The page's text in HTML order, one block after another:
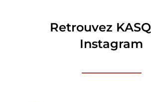
Retrouvez
Instagram